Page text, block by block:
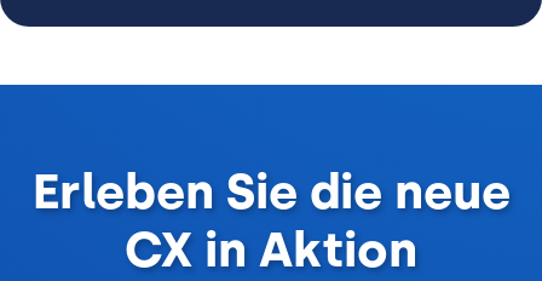
Erleben Sie die neue
CX in Aktion